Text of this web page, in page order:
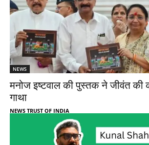
NEWS
मनोज इष्टवाल की पुस्तक ने जीवंत की
गाथा
NEWS TRUST OF INDIA